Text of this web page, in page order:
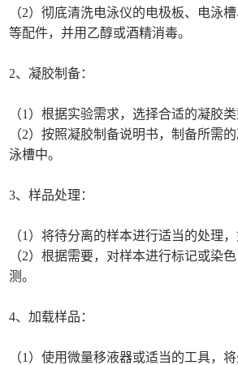
（2）彻底清洗电泳仪的电极板、电泳
等配件，并用乙醇或酒精消毒。
2、凝胶制备：
（1）根据实验需求，选择合适的凝胶类
（2）按照凝胶制备说明书，制备所需
泳槽中。
3、样品处理：
（1）将待分离的样本进行适当的处理
（2）根据需要，对样本进行标记或染
测。
4、加载样品：
（1）使用微量移液器或适当的工具，